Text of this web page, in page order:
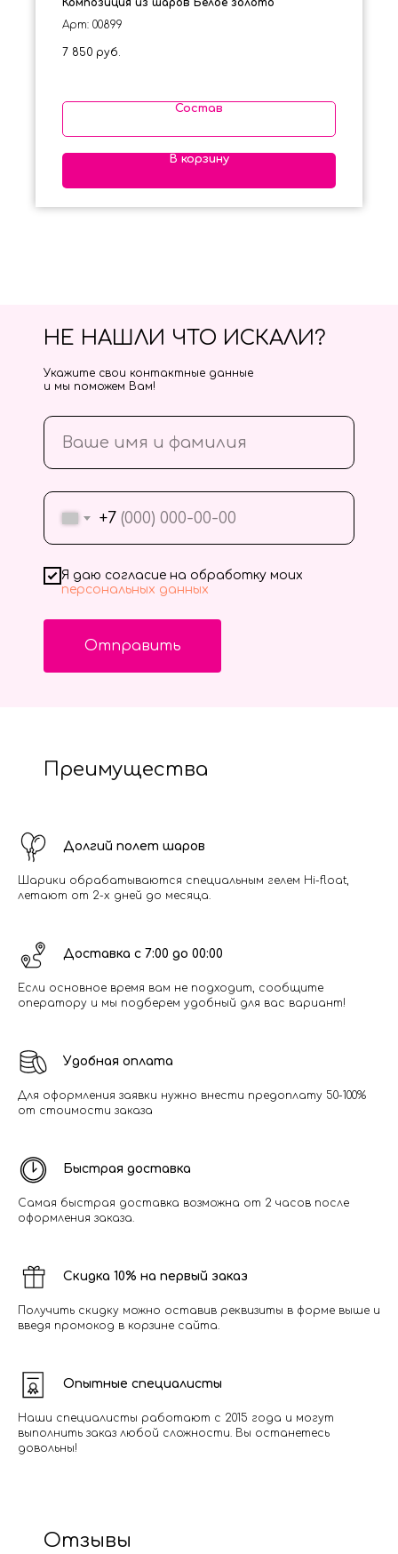
Арт: 00899
7 850 руб.
Состав
В корзину
+7
Я даю согласие на обработку моих
персональных данных
Отправить
НЕ НАШЛИ ЧТО ИСКАЛИ?
Укажите свои контактные данные
и мы поможем Вам!
Преимущества
Долгий полет шаров
Шарики обрабатываются специальным гелем Hi-float,
летают от 2-х дней до месяца.
Доставка с 7:00 до 00:00
Если основное время вам не подходит, сообщите
оператору и мы подберем удобный для вас вариант!
Удобная оплата
Для оформления заявки нужно внести предоплату 50-100%
от стоимости заказа
Быстрая доставка
Самая быстрая доставка возможна от 2 часов после
оформления заказа.
Скидка 10% на первый заказ
Получить скидку можно оставив реквизиты в форме выше и
введя промокод в корзине сайта.
Опытные специалисты
Наши специалисты работают с 2015 года и могут
выполнить заказ любой сложности. Вы останетесь
довольны!
Отзывы